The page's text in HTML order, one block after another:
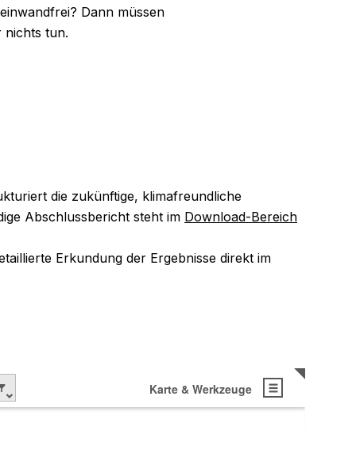
Dann müssen
nichts tun.
die zukünftige, klimafreundliche
Abschlussbericht steht im Download-Bereich
Erkundung der Ergebnisse direkt im